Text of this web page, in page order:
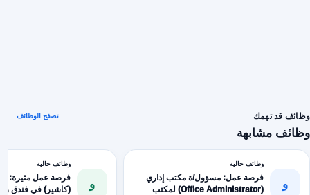
وظائف قد تهمك
وظائف مشابهة
تصفح الوظائف
و
وظائف خالية
فرصة عمل: مسؤول/ة مكتب إداري
(Office Administrator) لمكتب
و
وظائف خالية
فرصة عمل مثيرة:
(كاشير) في فندق